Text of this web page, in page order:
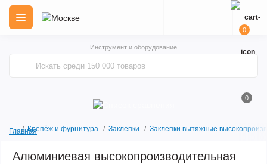
Инструмент и оборудование
0
0
ГлавнаяКрепёж и фурнитура Заклепки Заклепки вытяжные
Алюминиевая высокопроизводительная